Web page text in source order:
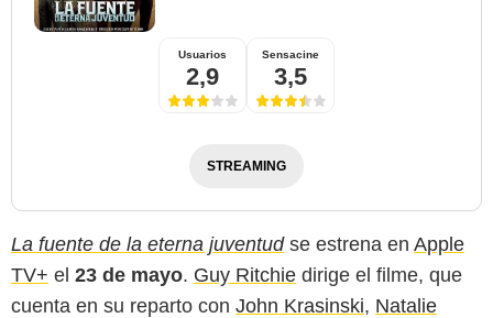
Usuarios
2,9
Sensacine
3,5
STREAMING
La fuente de la eterna juventudse estrena en Apple
TV+ el 23 de mayo. Guy Ritchie dirige el filme, que
cuenta en su reparto con John Krasinski, Natalie